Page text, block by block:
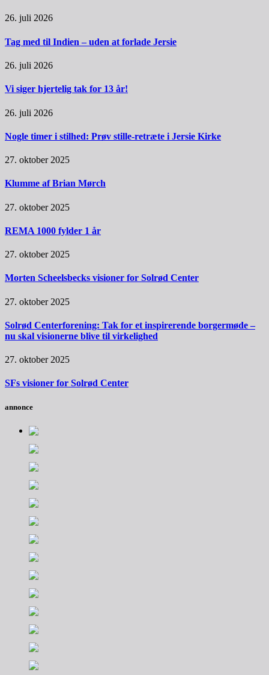
26. juli 2026
Tag med til Indien – uden at forlade Jersie
26. juli 2026
Vi siger hjertelig tak for 13 år!
26. juli 2026
Nogle timer i stilhed: Prøv stille-retræte i Jersie Kirke
27. oktober 2025
Klumme af Brian Mørch
27. oktober 2025
REMA 1000 fylder 1 år
27. oktober 2025
Morten Scheelsbecks visioner for Solrød Center
27. oktober 2025
Solrød Centerforening: Tak for et inspirerende borgermøde –
nu skal visionerne blive til virkelighed
27. oktober 2025
SFs visioner for Solrød Center
annonce